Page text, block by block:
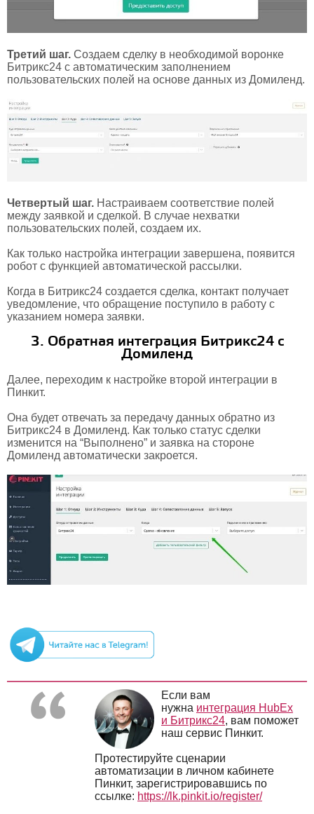
Третий шаг. Создаем сделку в необходимой воронке
Битрикс24 с автоматическим заполнением
пользовательских полей на основе данных из Домиленд.
Четвертый шаг. Настраиваем соответствие полей
между заявкой и сделкой. В случае нехватки
пользовательских полей, создаем их.
Как только настройка интеграции завершена, появится
робот с функцией автоматической рассылки.
Когда в Битрикс24 создается сделка, контакт получает
уведомление, что обращение поступило в работу с
указанием номера заявки.
3. Обратная интеграция Битрикс24 с
Домиленд
Далее, переходим к настройке второй интеграции в
Пинкит.
Она будет отвечать за передачу данных обратно из
Битрикс24 в Домиленд. Как только статус сделки
изменится на “Выполнено” и заявка на стороне
Домиленд автоматически закроется.
Если вам
нужна интеграция HubEx
и Битрикс24, вам поможет
наш сервис Пинкит.
Протестируйте сценарии
автоматизации в личном кабинете
Пинкит, зарегистрировавшись по
ссылке: https://lk.pinkit.io/register/